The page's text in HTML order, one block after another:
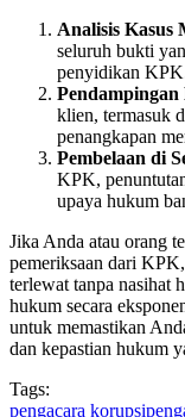
Analisis Kasus
seluruh bukti
penyidikan
Pendampingan
klien, termasuk
penangkapan
Pembelaan di
KPK,
upaya hukum
Jika Anda atau orang
pemeriksaan dari
terlewat tanpa nasihat
hukum secara
untuk memastikan
dan kepastian hukum
Tags:
pengacara korupsi